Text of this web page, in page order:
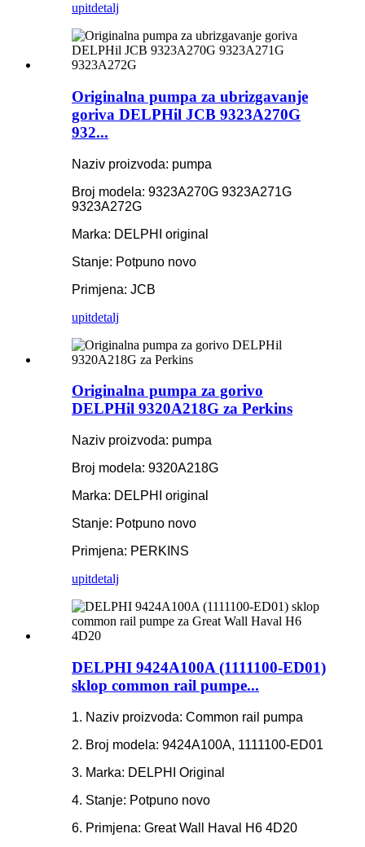
upitdetalj
Originalna pumpa za ubrizgavanje
goriva DELPHil JCB 9323A270G
932...
Naziv proizvoda: pumpa
Broj modela: 9323A270G 9323A271G
9323A272G
Marka: DELPHI original
Stanje: Potpuno novo
Primjena: JCB
upitdetalj
Originalna pumpa za gorivo
DELPHil 9320A218G za Perkins
Naziv proizvoda: pumpa
Broj modela: 9320A218G
Marka: DELPHI original
Stanje: Potpuno novo
Primjena: PERKINS
upitdetalj
DELPHI 9424A100A (1111100-ED01)
sklop common rail pumpe...
1. Naziv proizvoda: Common rail pumpa
2. Broj modela: 9424A100A, 1111100-ED01
3. Marka: DELPHI Original
4. Stanje: Potpuno novo
6. Primjena: Great Wall Haval H6 4D20